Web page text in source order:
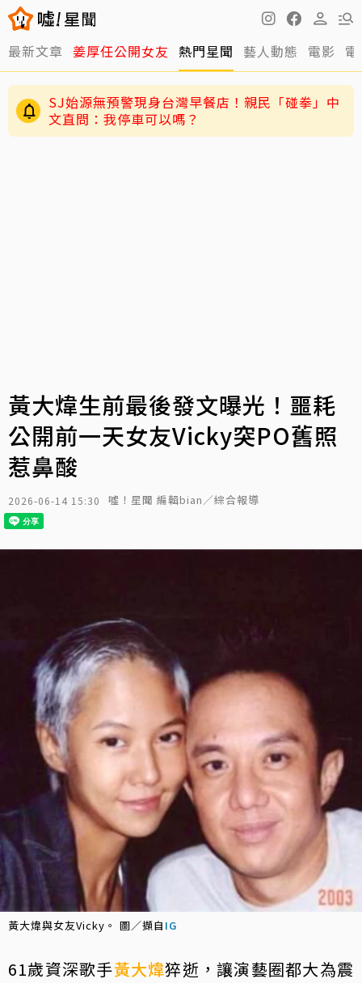
最新文章 姜厚任公開女友 熱門星聞 藝人動態 電影
SJ始源無預警現身台灣早餐店！親民「碰拳」中
文直問：我停車可以嗎？
黃大煒生前最後發文曝光！噩耗
公開前一天女友Vicky突PO舊照
惹鼻酸
2026-06-14 15:30 噓！星聞 編輯bian／綜合報導
黃大煒與女友Vicky。 圖／擷自 IG
61歲資深歌手黃大煒猝逝，讓演藝圈都大為震